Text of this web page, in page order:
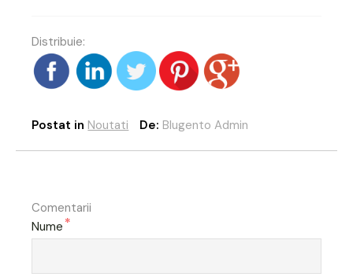
Distribuie:
Postat in Noutati De: Blugento Admin
Comentarii
Nume *